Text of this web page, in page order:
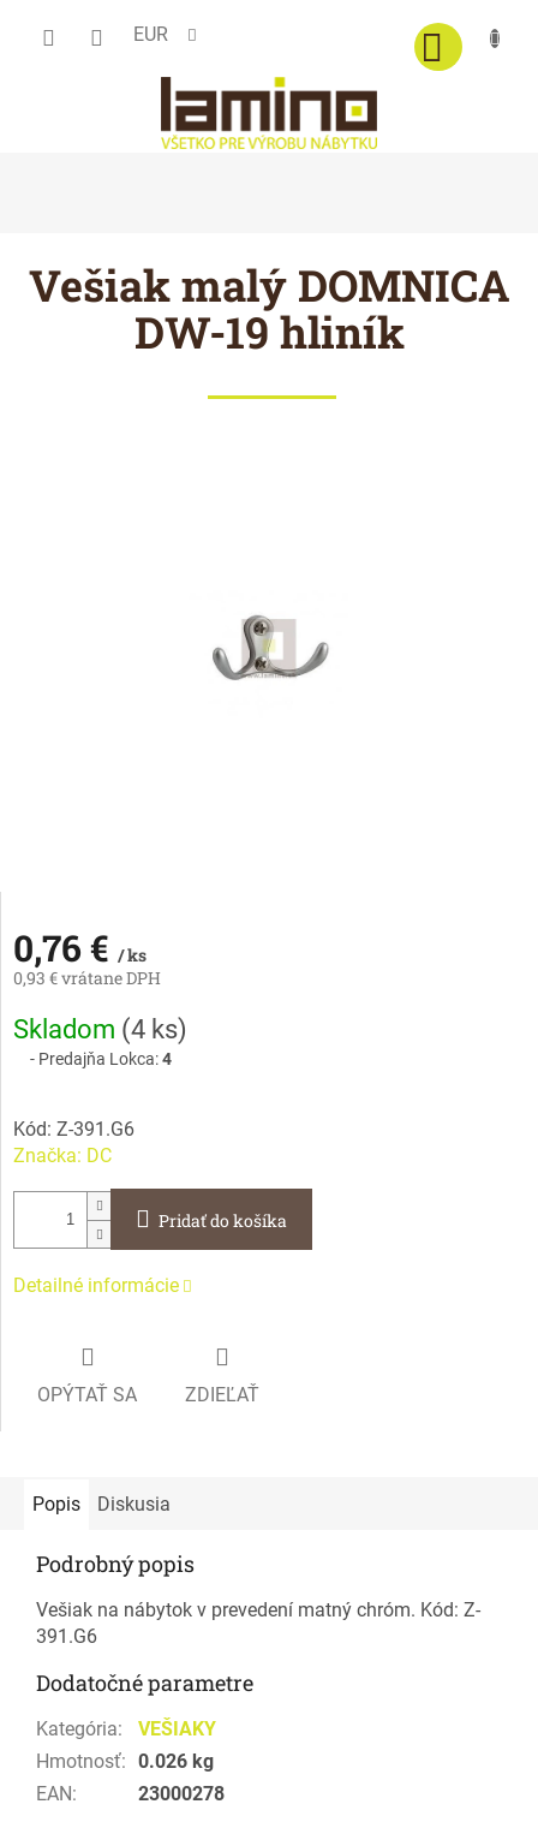
EUR
Vešiak malý DOMNICA
DW-19 hliník
0,76 € / ks
0,93 € vrátane DPH
Jednotková
cena:
Skladom (4 ks)
Predajňa Lokca:4
Kód: Z-391.G6
Značka: DC
Pridať do košíka
Detailné informácie
OPÝTAŤ SA ZDIEĽAŤ
Popis Diskusia
Podrobný popis
Vešiak na nábytok v prevedení matný chróm. Kód: Z-
391.G6
Dodatočné parametre
Kategória:
VEŠIAKY
Hmotnosť: 0.026 kg
EAN: 23000278